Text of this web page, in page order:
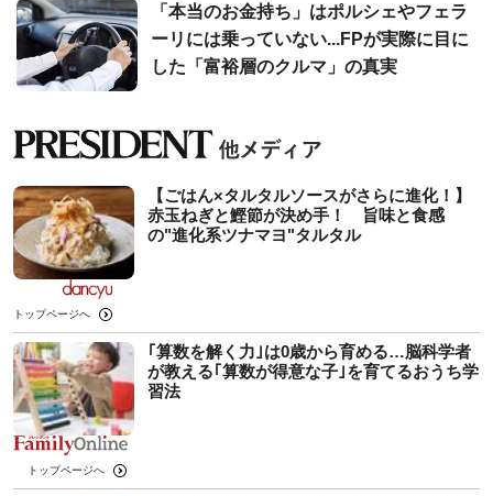
「本当のお金持ち」はポルシェやフェラ
ーリには乗っていない...FPが実際に目に
した「富裕層のクルマ」の真実
【ごはん×タルタルソースがさらに進化！】
赤玉ねぎと鰹節が決め手！ 旨味と食感
の"進化系ツナマヨ"タルタル
トップページへ
｢算数を解く力｣は0歳から育める…脳科学者
が教える｢算数が得意な子｣を育てるおうち学
習法
トップページへ